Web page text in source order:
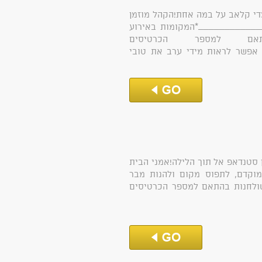
קלאב על במה אחת!הקהל מוזמן
באירוע
למספר הכרטיסים
לראות מידי ערב את טובי
אל תוך הלילה!אמני הבית
לתפוס מקום ולהנות מבר
בהתאם למספר הכרטיסים